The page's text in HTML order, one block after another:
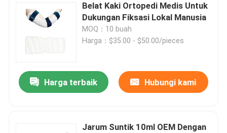
Belat Kaki Ortopedi Medis Untuk
Dukungan Fiksasi Lokal Manusia
MOQ：10 buah
Harga：$35.00 - $50.00/pieces
Harga terbaik Hubungi kami
Jarum Suntik 10ml OEM Dengan